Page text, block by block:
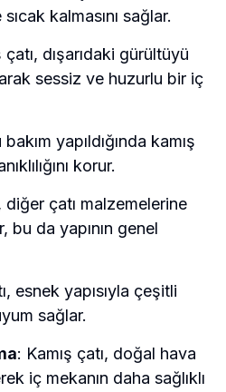
kalmasını sağlar.
çatı, dışarıdaki gürültüyü
sessiz ve huzurlu bir iç
yapıldığında kamış
korur.
diğer çatı malzemelerine
da yapının genel
esnek yapısıyla çeşitli
sağlar.
: Kamış çatı, doğal hava
iç mekanın daha sağlıklı